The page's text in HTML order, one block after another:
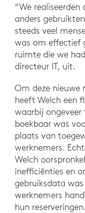
“We
anders
steeds veel
was om effectief
ruimte die we
directeur IT, uit.
Om deze nieuwe
heeft Welch een
waarbij ongeveer
boekbaar was
plaats van
werknemers.
Welch
inefficiënties en
gebruiksdata
werknemers
hun reserveringen.